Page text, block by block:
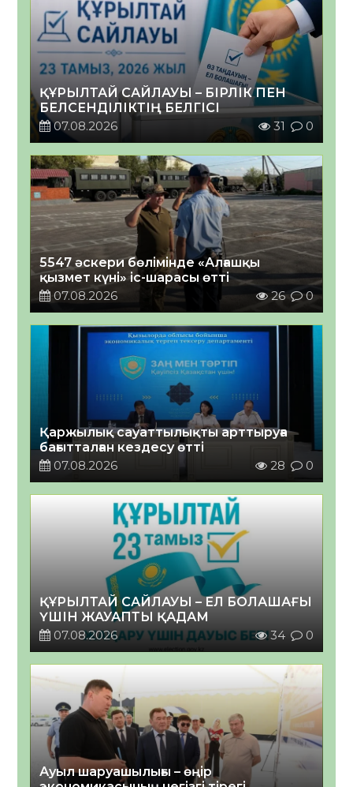
ҚҰРЫЛТАЙ САЙЛАУЫ – БІРЛІК ПЕН
БЕЛСЕНДІЛІКТІҢ БЕЛГІСІ
07.08.2026
31 0
5547 әскери бөлімінде «Алғашқы
қызмет күні» іс-шарасы өтті
07.08.2026
26 0
Қаржылық сауаттылықты арттыруға
бағытталған кездесу өтті
07.08.2026
28 0
ҚҰРЫЛТАЙ САЙЛАУЫ – ЕЛ БОЛАШАҒЫ
ҮШІН ЖАУАПТЫ ҚАДАМ
07.08.2026
34 0
Ауыл шаруашылығы – өңір